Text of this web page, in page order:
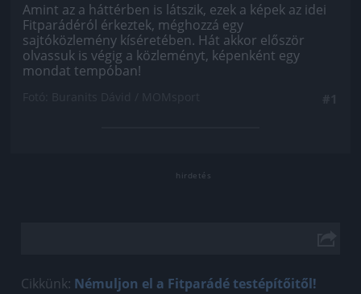
Amint az a háttérben is látszik, ezek a képek az idei
Fitparádéról érkeztek, méghozzá egy
sajtóközlemény kíséretében. Hát akkor először
olvassuk is végig a közleményt, képenként egy
mondat tempóban!
Cikkünk: Némuljon el a Fitparádé testépítőitől!